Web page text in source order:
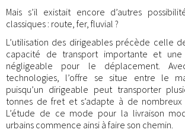
Mais s’il existait encore d’autres
classiques : route, fer, fluvial ?
L’utilisation des dirigeables précède celle
capacité de transport importante et une
négligeable pour le déplacement.
technologies, l’offre se situe entre le
puisqu’un dirigeable peut transporter
tonnes de fret et s’adapte à de
L’étude de ce mode pour la livraison
urbains commence ainsi à faire son chemin.